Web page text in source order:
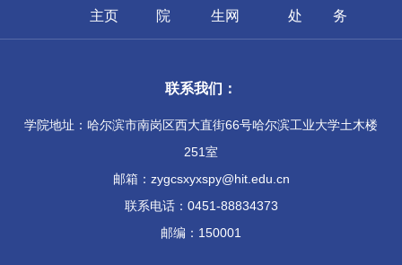
主页 院 生网 处 务
联系我们：
学院地址：哈尔滨市南岗区西大直街66号哈尔滨工业大学土木楼
251室
邮箱：zygcsxyxspy@hit.edu.cn
联系电话：0451-88834373
邮编：150001